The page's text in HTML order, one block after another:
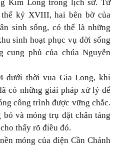
Kim Long trong lịch sử. Từ
kỷ XVIII, hai bên bờ của
sinh sống, có thể là những
sinh hoạt phục vụ đời sống
cung phủ của chúa Nguyễn
dưới thời vua Gia Long, khi
có những giải pháp xử lý để
công trình được vững chắc.
và móng trụ đặt chân tảng
thấy rõ điều đó.
móng của điện Cần Chánh